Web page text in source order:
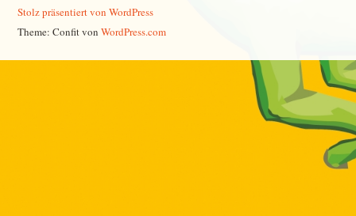
Stolz präsentiert von WordPress
Theme: Confit von WordPress.com